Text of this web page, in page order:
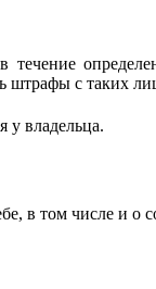
течение
штрафы с таких
у владельца.
в том числе и о